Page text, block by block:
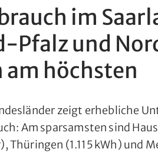
im
Pfalz und
am höchsten
zeigt erhebliche
Am sparsamsten sind
Thüringen (1.115 kWh) und